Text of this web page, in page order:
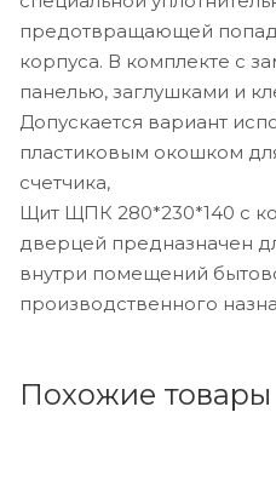
предотвращающей
корпуса. В комплекте с
панелью, заглушками и
Допускается вариант
пластиковым окошком
счетчика,
Щит ЩПК 280*230*140 с
дверцей предназначен
внутри помещений
производственного
Похожие товары